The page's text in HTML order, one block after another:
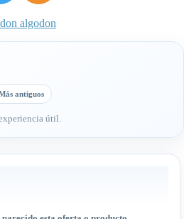
don algodon
antiguos
útil.